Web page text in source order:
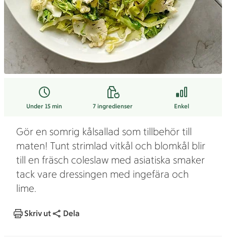
Under 15 min 7ingredienser Enkel
Gör en somrig kålsallad som tillbehör till
maten! Tunt strimlad vitkål och blomkål blir
till en fräsch coleslaw med asiatiska smaker
tack vare dressingen med ingefära och
lime.
Skriv ut Dela